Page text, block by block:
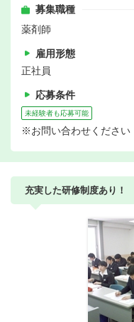
募集職種
薬剤師
雇用形態
正社員
応募条件
未経験者も応募可能
※お問い合わせください
充実した研修制度あり！